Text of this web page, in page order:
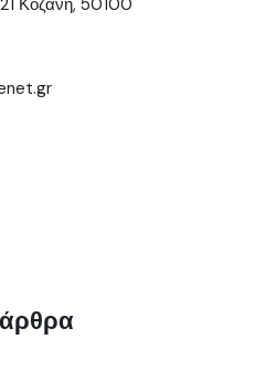
Κοζανη, 50100